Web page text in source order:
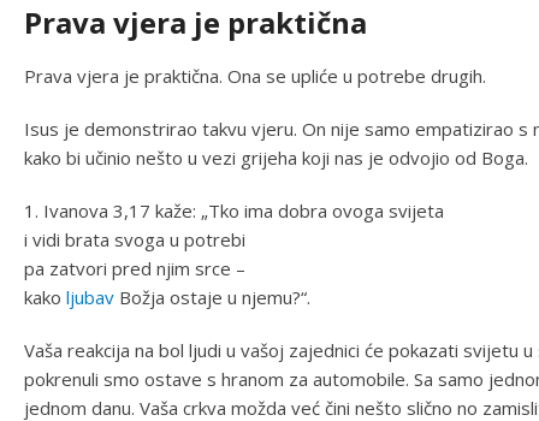
Prava vjera je praktična
Prava vjera je praktična. Ona se upliće u potrebe drugih.
Isus je demonstrirao takvu vjeru. On nije samo empatizirao s
kako bi učinio nešto u vezi grijeha koji nas je odvojio od Boga.
1. Ivanova 3,17 kaže: „Tko ima dobra ovoga svijeta
i vidi brata svoga u potrebi
pa zatvori pred njim srce –
kako ljubav Božja ostaje u njemu?“.
Vaša reakcija na bol ljudi u vašoj zajednici će pokazati svijetu
pokrenuli smo ostave s hranom za automobile. Sa samo
jednom danu. Vaša crkva možda već čini nešto slično no